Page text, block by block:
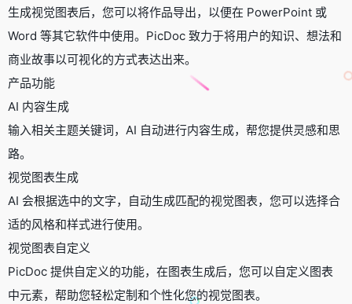
生成视觉图表后，您可以将作品导出，以便在 PowerPoint 或
Word 等其它软件中使用。PicDoc 致力于将用户的知识、想法和
商业故事以可视化的方式表达出来。
产品功能
AI 内容生成
输入相关主题关键词，AI 自动进行内容生成，帮您提供灵感和思
路。
视觉图表生成
AI 会根据选中的文字，自动生成匹配的视觉图表，您可以选择合
适的风格和样式进行使用。
视觉图表自定义
PicDoc 提供自定义的功能，在图表生成后，您可以自定义图表
中元素，帮助您轻松定制和个性化您的视觉图表。